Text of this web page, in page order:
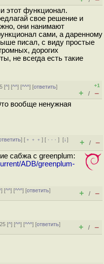
этот функционал.
свое решение и
они нанимают
сами, а даренному
писал, с виду простые
дорогих
не всегда есть такие
[^] [^^] [^^^] [ответить]
+1
+ / –
вообще ненужная
] [ ﹢﹢﹢] [ · · ·][↓]
+ / –
сабжа с greenplum:
ADB/greenplum-
] [^^] [^^^] [ответить]
+ / –
[^] [^^] [^^^] [ответить]
+ / –